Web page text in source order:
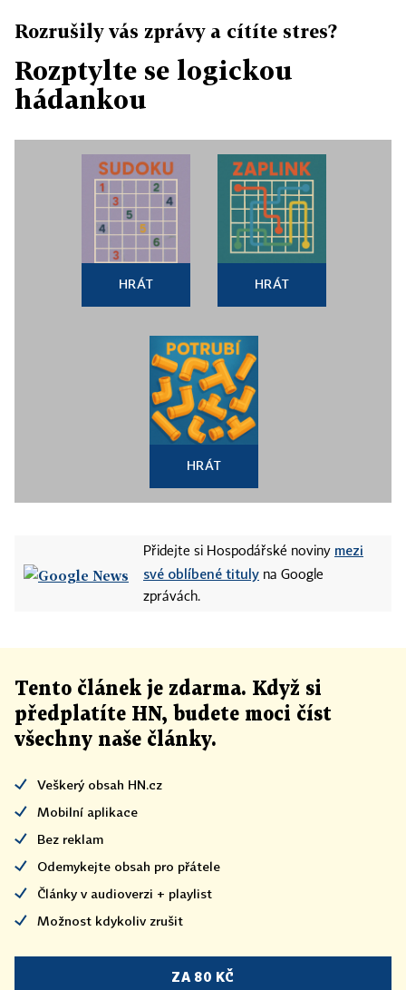
Rozrušily vás zprávy a cítíte stres?
Rozptylte se logickou
hádankou
HRÁT HRÁT
HRÁT
Přidejte si Hospodářské noviny mezi
své oblíbené tituly na Google
zprávách.
Tento článek je zdarma. Když si
předplatíte HN, budete moci číst
všechny naše články.
Veškerý obsah HN.cz
Mobilní aplikace
Bez reklam
Odemykejte obsah pro přátele
Články v audioverzi + playlist
Možnost kdykoliv zrušit
ZA 80 KČ